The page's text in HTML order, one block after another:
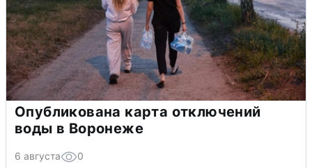
Опубликована карта отключений
воды в Воронеже
6 августа 0